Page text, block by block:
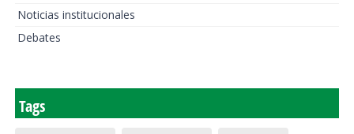
Noticias institucionales
Debates
Tags